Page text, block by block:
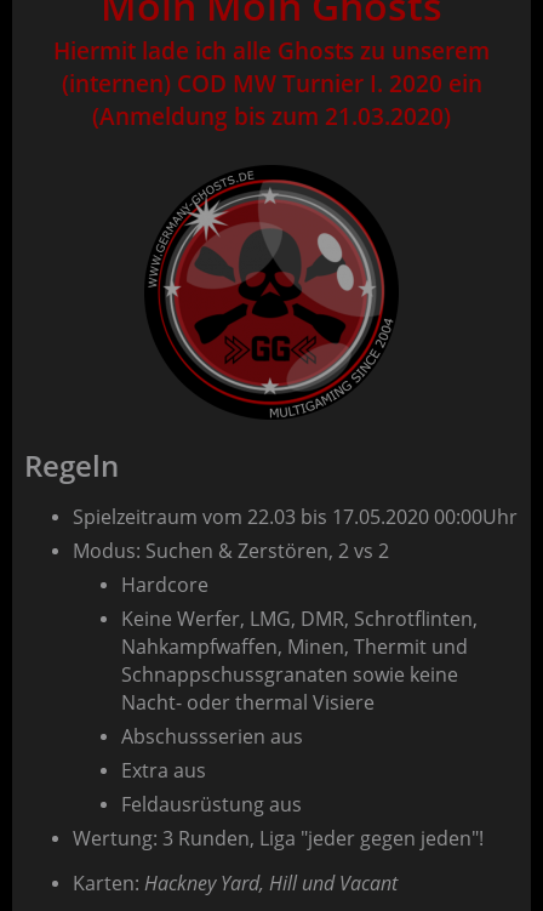
Hiermit lade ich alle Ghosts zu unserem
(internen) COD MW Turnier I. 2020 ein
(Anmeldung bis zum 21.03.2020)
Regeln
Spielzeitraum vom 22.03 bis 17.05.2020 00:00Uhr
Modus: Suchen & Zerstören, 2 vs 2
Hardcore
Keine Werfer, LMG, DMR, Schrotflinten,
Nahkampfwaffen, Minen, Thermit und
Schnappschussgranaten sowie keine
Nacht- oder thermal Visiere
Abschussserien aus
Extra aus
Feldausrüstung aus
Wertung: 3 Runden, Liga "jeder gegen jeden"!
Karten: Hackney Yard, Hill und Vacant